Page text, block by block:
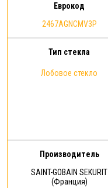
Еврокод
2467AGNCMV3P
Тип стекла
Лобовое стекло
Производитель
SAINT-GOBAIN SEKURIT
(Франция)